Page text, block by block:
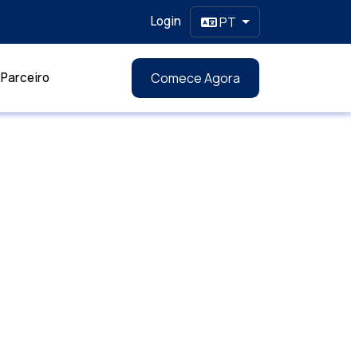
Login PT
Parceiro Comece Agora